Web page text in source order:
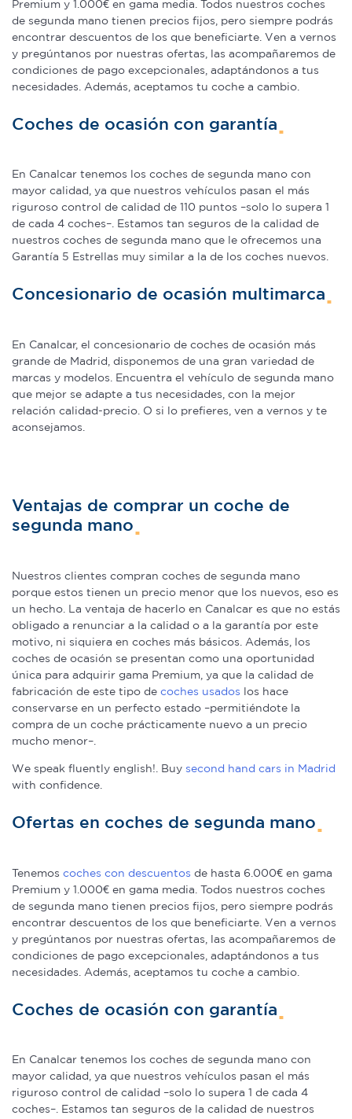
Premium y 1.000€ en gama media. Todos nuestros coches
de segunda mano tienen precios fijos, pero siempre podrás
encontrar descuentos de los que beneficiarte. Ven a vernos
y pregúntanos por nuestras ofertas, las acompañaremos de
condiciones de pago excepcionales, adaptándonos a tus
necesidades. Además, aceptamos tu coche a cambio.
Coches de ocasión con garantía
En Canalcar tenemos los coches de segunda mano con
mayor calidad, ya que nuestros vehículos pasan el más
riguroso control de calidad de 110 puntos –solo lo supera 1
de cada 4 coches–. Estamos tan seguros de la calidad de
nuestros coches de segunda mano que le ofrecemos una
Garantía 5 Estrellas muy similar a la de los coches nuevos.
Concesionario de ocasión multimarca
En Canalcar, el concesionario de coches de ocasión más
grande de Madrid, disponemos de una gran variedad de
marcas y modelos. Encuentra el vehículo de segunda mano
que mejor se adapte a tus necesidades, con la mejor
relación calidad-precio. O si lo prefieres, ven a vernos y te
aconsejamos.
Ventajas de comprar un coche de
segunda mano
Nuestros clientes compran coches de segunda mano
porque estos tienen un precio menor que los nuevos, eso es
un hecho. La ventaja de hacerlo en Canalcar es que no estás
obligado a renunciar a la calidad o a la garantía por este
motivo, ni siquiera en coches más básicos. Además, los
coches de ocasión se presentan como una oportunidad
única para adquirir gama Premium, ya que la calidad de
fabricación de este tipo de coches usados los hace
conservarse en un perfecto estado –permitiéndote la
compra de un coche prácticamente nuevo a un precio
mucho menor–.
We speak fluently english!. Buy second hand cars in Madrid
with confidence.
Ofertas en coches de segunda mano
Tenemos coches con descuentos de hasta 6.000€ en gama
Premium y 1.000€ en gama media. Todos nuestros coches
de segunda mano tienen precios fijos, pero siempre podrás
encontrar descuentos de los que beneficiarte. Ven a vernos
y pregúntanos por nuestras ofertas, las acompañaremos de
condiciones de pago excepcionales, adaptándonos a tus
necesidades. Además, aceptamos tu coche a cambio.
Coches de ocasión con garantía
En Canalcar tenemos los coches de segunda mano con
mayor calidad, ya que nuestros vehículos pasan el más
riguroso control de calidad –solo lo supera 1 de cada 4
coches–. Estamos tan seguros de la calidad de nuestros